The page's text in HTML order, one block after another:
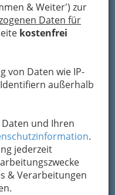
& Weiter') zur
Daten für
kostenfrei
von Daten wie IP-
außerhalb
und Ihren
.
jederzeit
& Verarbeitungen